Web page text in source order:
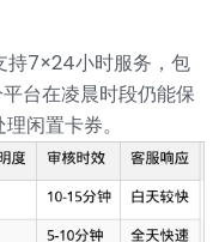
持7×24小时服务，包
台在凌晨时段仍能保
闲置卡券。